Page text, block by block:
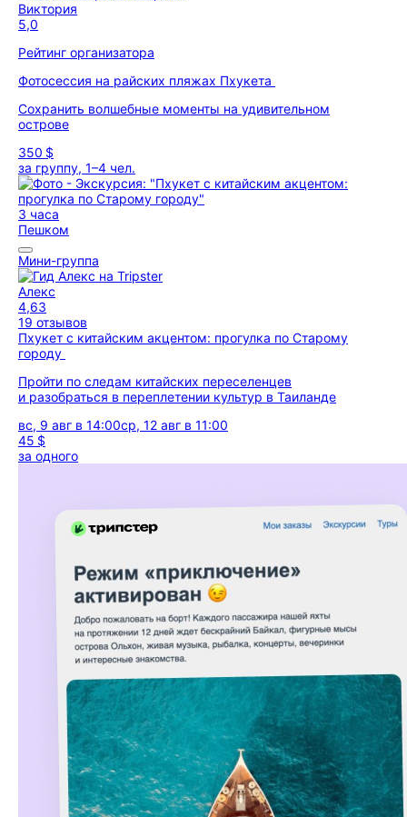
Виктория
5,0
Рейтинг организатора
Фотосессия на райских пляжах Пхукета
Сохранить волшебные моменты на удивительном
острове
350 $
за группу, 1–4 чел.
3 часа
Пешком
Мини-группа
Алекс
4,63
19 отзывов
Пхукет с китайским акцентом: прогулка по Старому
городу
Пройти по следам китайских переселенцев
и разобраться в переплетении культур в Таиланде
вс, 9 авг в 14:00ср, 12 авг в 11:00
45 $
за одного